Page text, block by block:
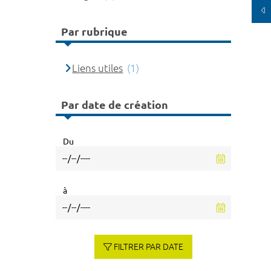
Par rubrique
Liens utiles (1)
Par date de création
Du
à
FILTRER PAR DATE